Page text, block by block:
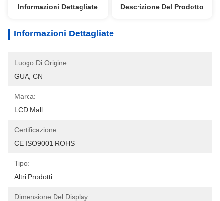
Informazioni Dettagliate Descrizione Del Prodotto
Informazioni Dettagliate
Luogo Di Origine:
GUA, CN
Marca:
LCD Mall
Certificazione:
CE ISO9001 ROHS
Tipo:
Altri Prodotti
Dimensione Del Display: